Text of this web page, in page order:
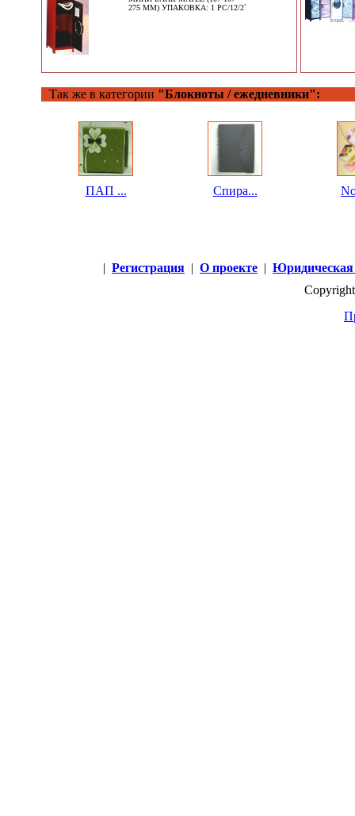
275 ММ) УПАКОВКА: 1 PC/12/2`
Так же в категории "Блокноты / ежедневники":
ПАП ... Спира...
| Регистрация | О проекте |